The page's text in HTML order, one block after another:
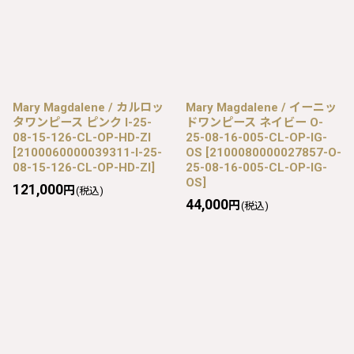
Mary Magdalene / カルロッ
タワンピース ピンク I-25-
08-15-126-CL-OP-HD-ZI
[2100060000039311-I-25-
08-15-126-CL-OP-HD-ZI]
121,000円 (税込)
Mary Magdalene / イーニッ
ドワンピース ネイビー O-
25-08-16-005-CL-OP-IG-
OS [2100080000027857-O-
25-08-16-005-CL-OP-IG-
OS]
44,000円 (税込)